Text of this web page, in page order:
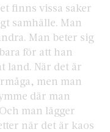
finns vissa saker
samhälle. Man
Man beter sig
för att han
land. När det är
men man
där man
man lägger
när det är kaos